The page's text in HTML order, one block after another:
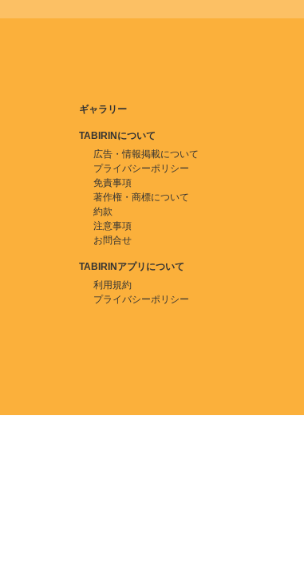
ギャラリー
TABIRINについて
広告・情報掲載について
プライバシーポリシー
免責事項
著作権・商標について
約款
注意事項
お問合せ
TABIRINアプリについて
利用規約
プライバシーポリシー